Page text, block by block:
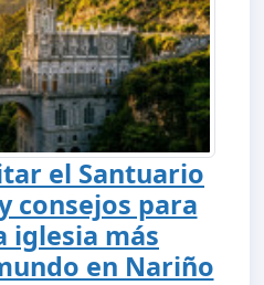
el Santuario
consejos para
iglesia más
en Nariño